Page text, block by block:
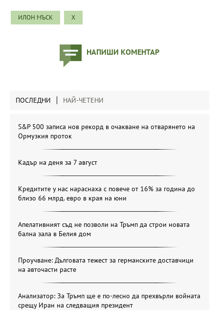
ИЛОН МЪСК X
НАПИШИ КОМЕНТАР
ПОСЛЕДНИ НАЙ-ЧЕТЕНИ
S&P 500 записа нов рекорд в очакване на отварянето на
Ормузкия проток
Кадър на деня за 7 август
Кредитите у нас нараснаха с повече от 16% за година до
близо 66 млрд. евро в края на юни
Апелативният съд не позволи на Тръмп да строи новата
бална зала в Белия дом
Проучване: Дълговата тежест за германските доставчици
на авточасти расте
Анализатор: За Тръмп ще е по-лесно да прехвърли войната
срещу Иран на следващия президент